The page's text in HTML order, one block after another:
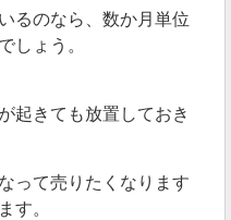
るのなら、数か月単位
しょう。
起きても放置しておき
って売りたくなります
す。